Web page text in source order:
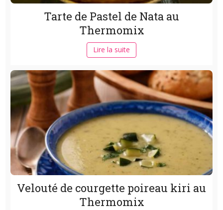
Tarte de Pastel de Nata au
Thermomix
Lire la suite
Velouté de courgette poireau kiri au
Thermomix